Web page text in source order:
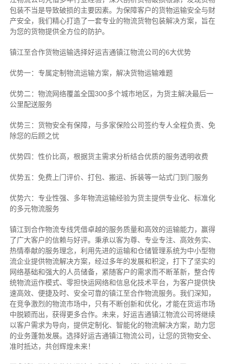
包装不当是导致破损的主要因素。为保障客户的货物运输安全与财
产安全，我们精心打造了一套专业的物流货物包装解决方案，旨在
为您的货物提供全方位的防护。
镇江至合作货物运输选择好运吉通镇江物流公司的6大优势
优势一：专属定制物流运输方案，解决货物运输难题
优势二：物流网络覆盖全国300多个城市地区，为货主解决最后一
公里配送服务
优势三：货物安全有保障，与多家保险公司签约专人全程负责、免
除您的后顾之忧
优势四：性价比高，根据货主需求分析结合优质的服务透明收费
优势五：免费上门评价、打包、搬运、拆装等一站式门到门服务
优势六：专业性强、多年物流运输经验为货主提供专业化、标准化
的多元物流服务
镇江到合作物流专线凭借卓越的服务质量和高效的运输能力，赢得
了广大客户的信赖与好评。 秉承以客为尊、专业专注、高效务实、
热情奉献的服务理念，利用先进的运输和仓储管理系统为中小型物
流企业提供物流解决方案，经过多年的发展和积淀，打下了坚实的
网络基础和强大的人员储备，紧随客户的需求而不断革新，整合传
统物流运作模式、零担快运网络和信息化技术平台，为客户提供快
速高效、便捷及时、安全可靠的镇江至合作物流服务。 我们深知，
在竞争激烈的物流市场中，只有不断创新和优化，才能在货运市场
中脱颖而出，获得更多合作。 未来，好运吉通镇江物流公司将继续
以客户需求为导向，提供定制化、智能化的物流解决方案，助力您
的业务蓬勃发展。选择好运吉通镇江物流公司，让您的货物安全、
准时抵达，共创辉煌未来！